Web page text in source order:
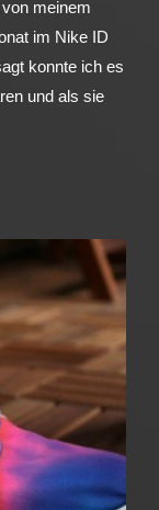
meinem
im Nike ID
konnte ich es
und als sie